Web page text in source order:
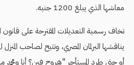
معاشها الذي يبلغ 1200 جنيه.
تخاف رسمية التعديلات المقترحة على قانون
يناقشها البرلمان المصري، وتتيح لصاحب
أو حتى طرد المستأجر "هروح فين؟ أنا